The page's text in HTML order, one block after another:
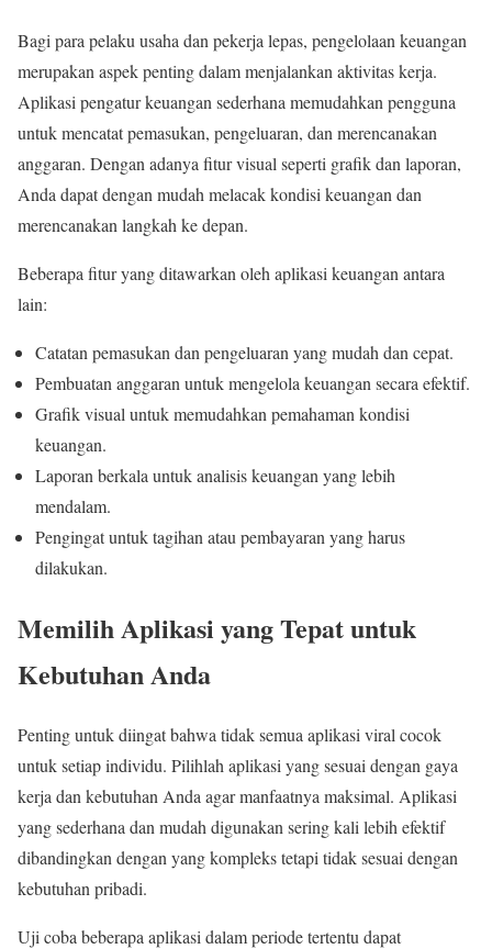
Bagi para pelaku usaha dan pekerja lepas, pengelolaan keuangan
merupakan aspek penting dalam menjalankan aktivitas kerja.
Aplikasi pengatur keuangan sederhana memudahkan pengguna
untuk mencatat pemasukan, pengeluaran, dan merencanakan
anggaran. Dengan adanya fitur visual seperti grafik dan laporan,
Anda dapat dengan mudah melacak kondisi keuangan dan
merencanakan langkah ke depan.
Beberapa fitur yang ditawarkan oleh aplikasi keuangan antara
lain:
Catatan pemasukan dan pengeluaran yang mudah dan cepat.
Pembuatan anggaran untuk mengelola keuangan secara efektif.
Grafik visual untuk memudahkan pemahaman kondisi
keuangan.
Laporan berkala untuk analisis keuangan yang lebih
mendalam.
Pengingat untuk tagihan atau pembayaran yang harus
dilakukan.
Memilih Aplikasi yang Tepat untuk
Kebutuhan Anda
Penting untuk diingat bahwa tidak semua aplikasi viral cocok
untuk setiap individu. Pilihlah aplikasi yang sesuai dengan gaya
kerja dan kebutuhan Anda agar manfaatnya maksimal. Aplikasi
yang sederhana dan mudah digunakan sering kali lebih efektif
dibandingkan dengan yang kompleks tetapi tidak sesuai dengan
kebutuhan pribadi.
Uji coba beberapa aplikasi dalam periode tertentu dapat